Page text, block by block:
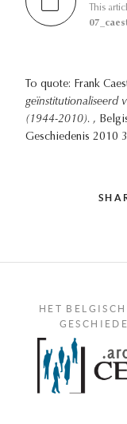
This
To quote: Frank
geïnstitutionaliseerd
(1944-2010). ,
Geschiedenis 2010
HET